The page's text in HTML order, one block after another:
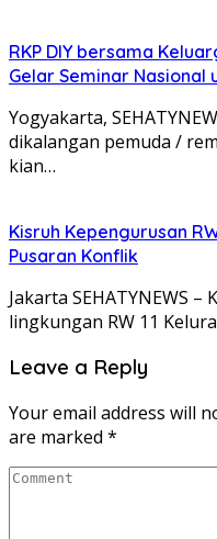
RKP DIY bersama
Gelar Seminar Nasional
Yogyakarta,
dikalangan pemuda /
kian…
Kisruh Kepengurusan
Pusaran Konflik
Jakarta SEHATYNEWS
lingkungan RW 11
Leave a Reply
Your email address will
are marked *